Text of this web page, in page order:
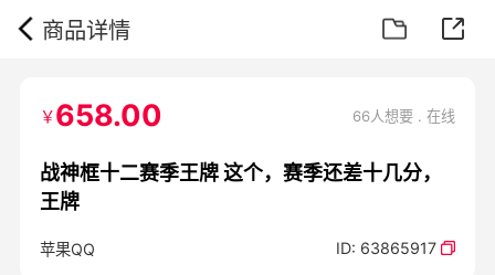
商品详情
￥658.00 66人想要 . 在线
战神框十二赛季王牌 这个，赛季还差十几分，
王牌
苹果QQ ID: 63865917